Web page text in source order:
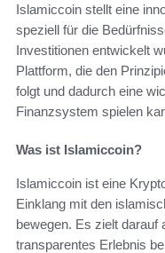
Islamiccoin stellt eine
speziell für die
Investitionen entwickelt
Plattform, die den
folgt und dadurch eine
Finanzsystem spielen
Was ist Islamiccoin?
Islamiccoin ist eine
Einklang mit den
bewegen. Es zielt darauf
transparentes Erlebnis